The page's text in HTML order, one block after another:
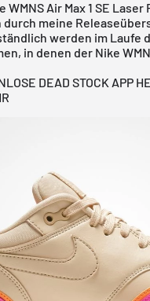
Air Max 1 SE
meine
werden im Laufe
in denen der Nike
DEAD STOCK APP